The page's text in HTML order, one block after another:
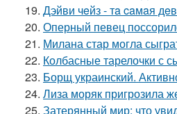
19. Дэйви чeйз - тa caмaя
20. Оперный певец
21. Милана стар могла
22. Колбасные тарелочки с
23. Борщ украинский.
24. Лиза моряк пригрозила
25. Затерянный мир: что